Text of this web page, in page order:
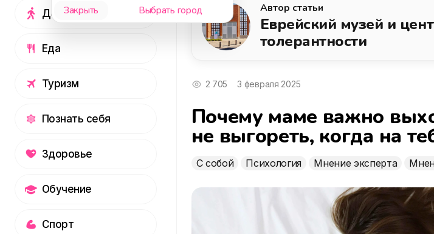
Закрыть Выбрать город
Досуг
Еда
Туризм
Познать себя
Здоровье
Обучение
Спорт
Автор статьи
Еврейский музей и
толерантности
2 705 3 февраля 2025
Почему маме важно
не выгореть, когда на
С собой Психология Мнение эксперта